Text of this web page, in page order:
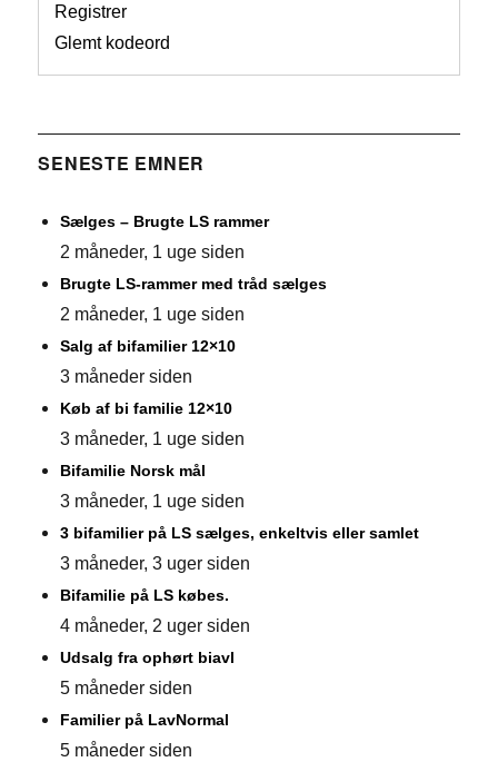
Registrer
Glemt kodeord
SENESTE EMNER
Sælges – Brugte LS rammer
2 måneder, 1 uge siden
Brugte LS-rammer med tråd sælges
2 måneder, 1 uge siden
Salg af bifamilier 12×10
3 måneder siden
Køb af bi familie 12×10
3 måneder, 1 uge siden
Bifamilie Norsk mål
3 måneder, 1 uge siden
3 bifamilier på LS sælges, enkeltvis eller samlet
3 måneder, 3 uger siden
Bifamilie på LS købes.
4 måneder, 2 uger siden
Udsalg fra ophørt biavl
5 måneder siden
Familier på LavNormal
5 måneder siden